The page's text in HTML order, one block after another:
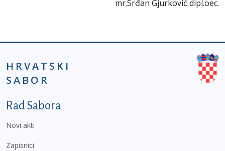
mr.Srđan Gjurković dipl.oec.
HRVATSKI
SABOR
Podnožje prvi izbornik
Rad Sabora
Novi akti
Zapisnici